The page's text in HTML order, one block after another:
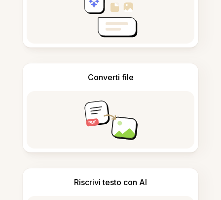
Converti file
Riscrivi testo con AI